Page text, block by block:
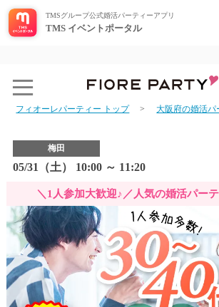
TMSグループ公式婚活パーティーアプリ
TMS イベントポータル
フィオーレパーティー トップ 大阪府の婚活パ
梅田
05/31（土） 10:00 ～ 11:20
＼1人参加大歓迎♪／人気の婚活パー